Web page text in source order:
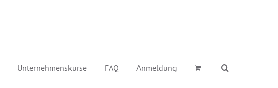
Unternehmenskurse FAQ Anmeldung